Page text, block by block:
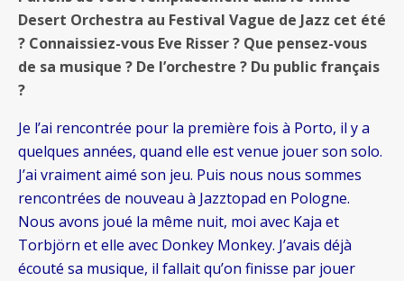
Desert Orchestra au Festival Vague de Jazz cet été
? Connaissiez-vous Eve Risser ? Que pensez-vous
de sa musique ? De l’orchestre ? Du public français
?
Je l’ai rencontrée pour la première fois à Porto, il y a
quelques années, quand elle est venue jouer son solo.
J’ai vraiment aimé son jeu. Puis nous nous sommes
rencontrées de nouveau à Jazztopad en Pologne.
Nous avons joué la même nuit, moi avec Kaja et
Torbjörn et elle avec Donkey Monkey. J’avais déjà
écouté sa musique, il fallait qu’on finisse par jouer